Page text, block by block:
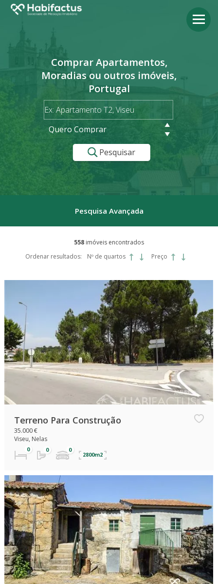
Comprar Apartamentos,
Moradias ou outros imóveis,
Portugal
Quero Comprar
Pesquisar
Pesquisa Avançada
558 imóveis encontrados
Ordenar resultados:
Nº de quartos Preço
Terreno Para Construção
35.000 €
Viseu, Nelas
2800m2